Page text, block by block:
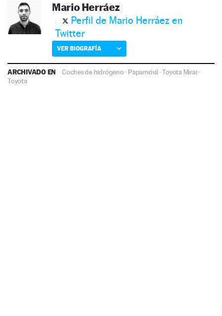
Mario Herráez
Perfil de Mario Herráez en
Twitter
VER BIOGRAFÍA
ARCHIVADO EN Coches de hidrógeno · Papamóvil·Toyota Mirai·
Toyota